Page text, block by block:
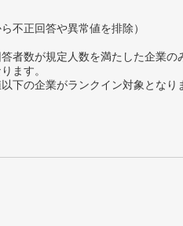
不正回答や異常値を排除）
数が規定人数を満たした企業の
ます。
下の企業がランクイン対象となり